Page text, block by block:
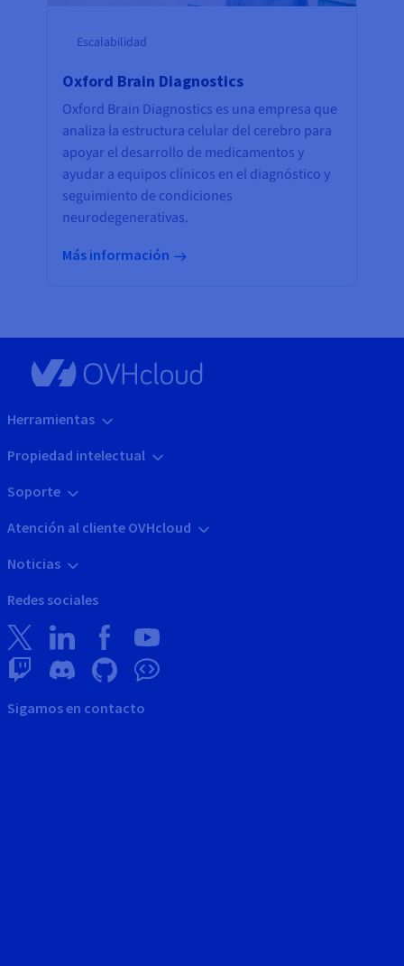
Escalabilidad
Oxford Brain Diagnostics
Oxford Brain Diagnostics es una empresa que
analiza la estructura celular del cerebro para
apoyar el desarrollo de medicamentos y
ayudar a equipos clínicos en el diagnóstico y
seguimiento de condiciones
neurodegenerativas.
Más información
Herramientas
Propiedad intelectual
Soporte
Atención al cliente OVHcloud
Noticias
Redes sociales
Sigamos en contacto